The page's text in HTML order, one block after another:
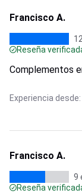
Francisco A.
Reseña
Complementos
Experiencia
Francisco A.
9
Reseña